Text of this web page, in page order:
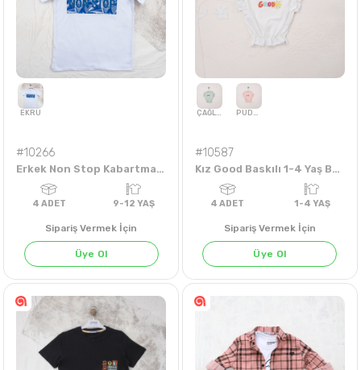
13-16 YAŞ
EKRU
#10266
Erkek Non Stop Kabartma Baskılı 9-12 Yaş Tişört
Sipariş Vermek İçin
Üye Ol
ÇAĞLA YEŞİLİ PUDRA
#10587
Kız Good Baskılı 1-4 Yaş Badi
Sipariş Vermek İçin
Üye Ol